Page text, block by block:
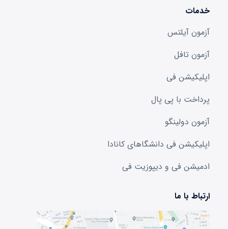
خدمات
آزمون آیلتس
آزمون تافل
اپلیکیشن فی
پرداخت با پی پال
آزمون دولینگو
اپلیکیشن فی دانشگا‌های کانادا
ادمیشن فی و دیپوزیت فی
ارتباط با ما